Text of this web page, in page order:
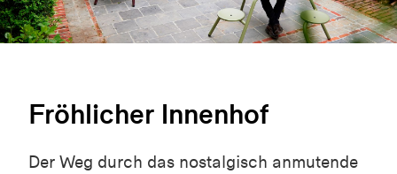
Fröhlicher Innenhof
Der Weg durch das nostalgisch anmutende